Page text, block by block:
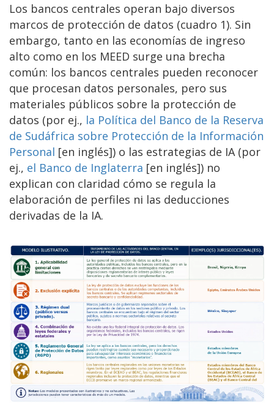
Los bancos centrales operan bajo diversos
marcos de protección de datos (cuadro 1). Sin
embargo, tanto en las economías de ingreso
alto como en los MEED surge una brecha
común: los bancos centrales pueden reconocer
que procesan datos personales, pero sus
materiales públicos sobre la protección de
datos (por ej., la Política del Banco de la Reserva
de Sudáfrica sobre Protección de la Información
Personal [en inglés]) o las estrategias de IA (por
ej., el Banco de Inglaterra [en inglés]) no
explican con claridad cómo se regula la
elaboración de perfiles ni las deducciones
derivadas de la IA.